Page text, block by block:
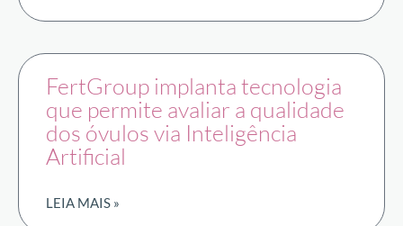
FertGroup implanta tecnologia
que permite avaliar a qualidade
dos óvulos via Inteligência
Artificial
LEIA MAIS »